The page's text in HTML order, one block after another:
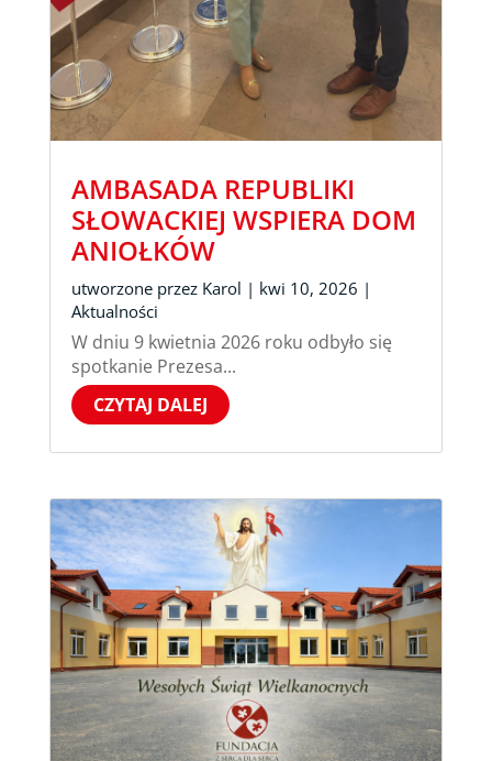
AMBASADA REPUBLIKI
SŁOWACKIEJ WSPIERA DOM
ANIOŁKÓW
utworzone przez Karol | kwi 10, 2026 |
Aktualności
W dniu 9 kwietnia 2026 roku odbyło się
spotkanie Prezesa...
CZYTAJ DALEJ